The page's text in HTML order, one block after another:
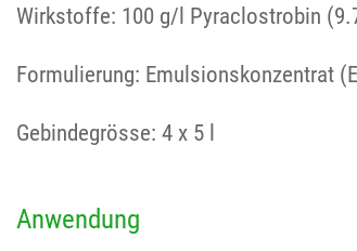
Wirkstoffe: 100 g/l Pyraclostrobin
Formulierung: Emulsionskonzentrat
Gebindegrösse: 4 x 5 l
Anwendung